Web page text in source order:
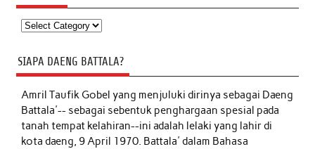
Kategori
SIAPA DAENG BATTALA?
Amril Taufik Gobelyang menjuluki dirinya sebagai Daeng
Battala'-- sebagai sebentuk penghargaan spesial pada
tanah tempat kelahiran--ini adalah lelaki yang lahir di
kota daeng, 9 April 1970. Battala' dalam Bahasa